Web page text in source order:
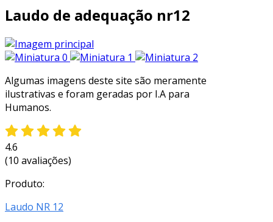
Laudo de adequação nr12
Algumas imagens deste site são meramente
ilustrativas e foram geradas por I.A para
Humanos.
4.6
(10 avaliações)
Produto:
Laudo NR 12